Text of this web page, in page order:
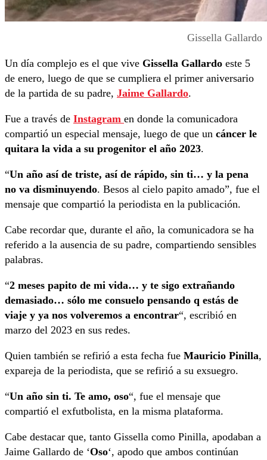
Gissella Gallardo
Un día complejo es el que vive Gissella Gallardo este 5
de enero, luego de que se cumpliera el primer aniversario
de la partida de su padre, Jaime Gallardo.
Fue a través de Instagram en donde la comunicadora
compartió un especial mensaje, luego de que un cáncer le
quitara la vida a su progenitor el año 2023.
“Un año así de triste, así de rápido, sin ti… y la pena
no va disminuyendo. Besos al cielo papito amado”, fue el
mensaje que compartió la periodista en la publicación.
Cabe recordar que, durante el año, la comunicadora se ha
referido a la ausencia de su padre, compartiendo sensibles
palabras.
“2 meses papito de mi vida… y te sigo extrañando
demasiado… sólo me consuelo pensando q estás de
viaje y ya nos volveremos a encontrar“, escribió en
marzo del 2023 en sus redes.
Quien también se refirió a esta fecha fue Mauricio Pinilla,
expareja de la periodista, que se refirió a su exsuegro.
“Un año sin ti. Te amo, oso“, fue el mensaje que
compartió el exfutbolista, en la misma plataforma.
Cabe destacar que, tanto Gissella como Pinilla, apodaban a
Jaime Gallardo de ‘Oso‘, apodo que ambos continúan